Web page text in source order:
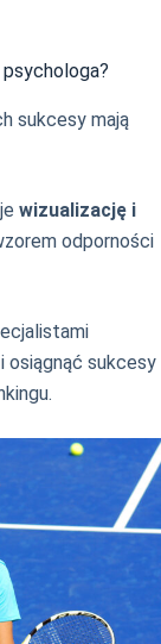
sukcesy mają
wizualizację i
odporności
i osiągnąć sukcesy